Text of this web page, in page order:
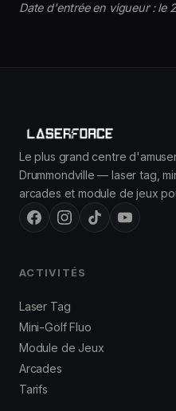
Date d'entrée en vigueur : le
Le plus grand centre
Drummondville — laser tag,
arcades et module de jeux
ACTIVITÉS
Laser Tag
Mini-Golf Fluo
Module de Jeux
Arcades
Tarifs